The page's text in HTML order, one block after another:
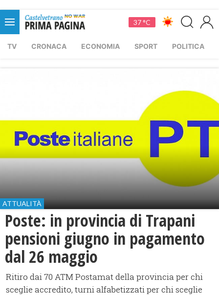
37 °C
TV CRONACA ECONOMIA SPORT POLITICA
ATTUALITÀ
Poste: in provincia di Trapani
pensioni giugno in pagamento
dal 26 maggio
Ritiro dai 70 ATM Postamat della provincia per chi
sceglie accredito, turni alfabetizzati per chi sceglie